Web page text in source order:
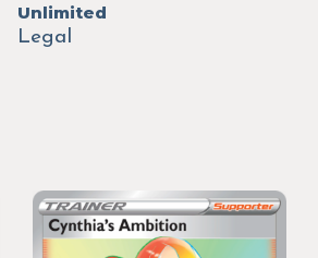
Unlimited
Legal